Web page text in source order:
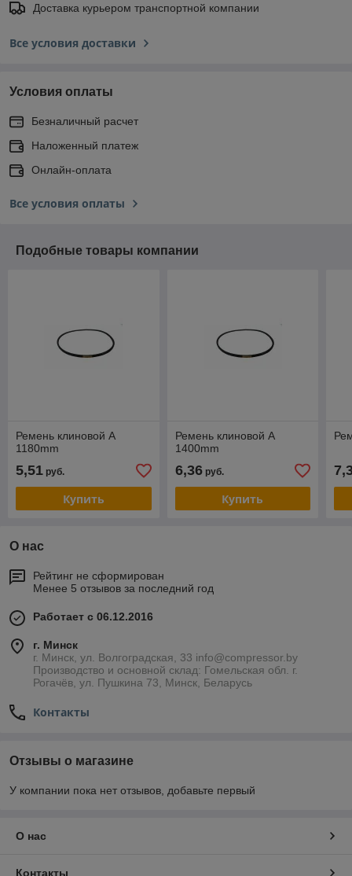
Доставка курьером транспортной компании
Все условия доставки
Условия оплаты
Безналичный расчет
Наложенный платеж
Онлайн-оплата
Все условия оплаты
Подобные товары компании
Ремень клиновой А
1180mm
5,51 руб.
Купить
Ремень клиновой А
1400mm
6,36руб.
Купить
О нас
Рейтинг не сформирован
Менее 5 отзывов за последний год
Работает с 06.12.2016
г. Минск
г. Минск, ул. Волгоградская, 33 info@compressor.by
Производство и основной склад: Гомельская обл. г.
Рогачёв, ул. Пушкина 73, Минск, Беларусь
Контакты
Отзывы о магазине
У компании пока нет отзывов, добавьте первый
О нас
Контакты